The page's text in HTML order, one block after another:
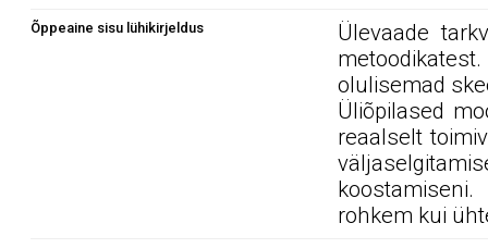
Õppeaine sisu lühikirjeldus
Ülevaade
olulisemad
Üliõpilased
reaalselt
rohkem kui